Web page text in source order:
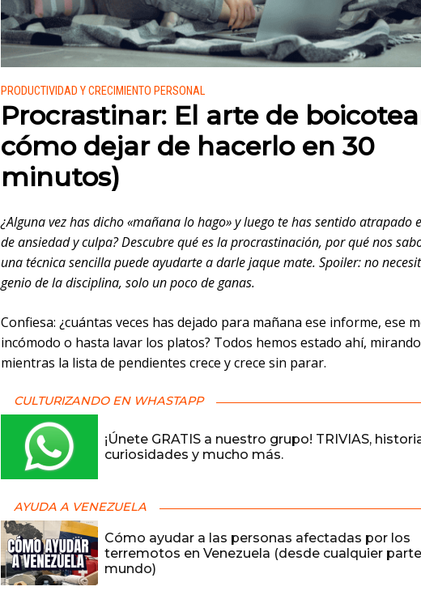
Publicado en:
PRODUCTIVIDAD Y CRECIMIENTO PERSONAL
Procrastinar: El arte de
cómo dejar de hacerlo en 30
minutos)
¿Alguna vez has dicho «mañana lo hago» y luego te has sentido atrapado
de ansiedad y culpa? Descubre qué es la procrastinación, por qué nos
una técnica sencilla puede ayudarte a darle jaque mate. Spoiler: no
genio de la disciplina, solo un poco de ganas.
Confiesa: ¿cuántas veces has dejado para mañana ese informe, ese
incómodo o hasta lavar los platos? Todos hemos estado ahí,
mientras la lista de pendientes crece y crece sin parar.
CULTURIZANDO EN WHASTAPP
¡Únete GRATIS a nuestro grupo! TRIVIAS,
curiosidades y mucho más.
AYUDA A VENEZUELA
Cómo ayudar a las personas afectadas por los
terremotos en Venezuela (desde cualquier
mundo)